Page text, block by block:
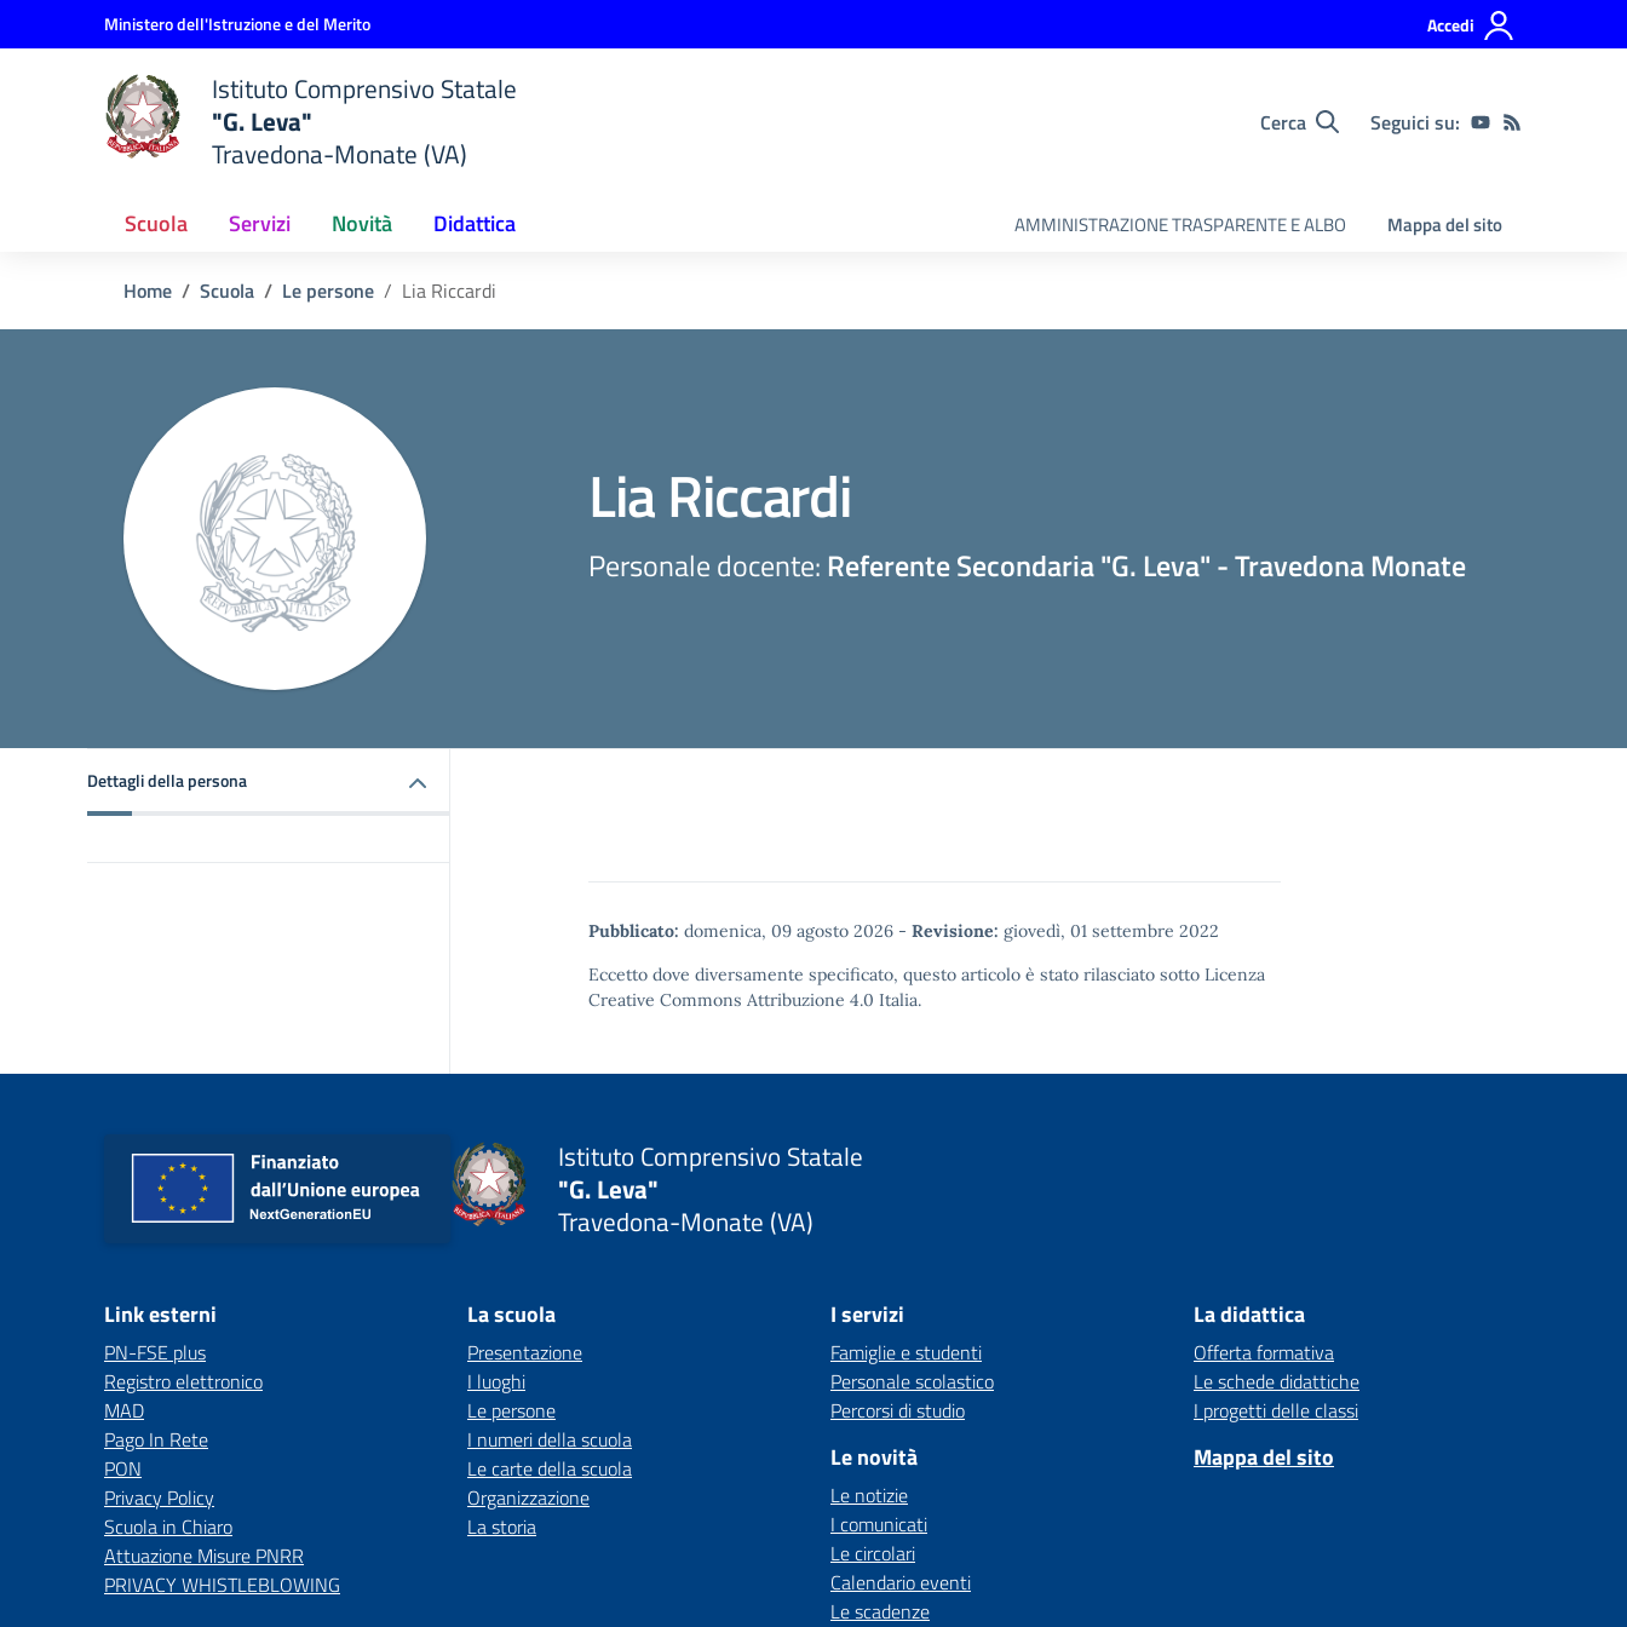
Vai ai contenuti
Vai al menu di navigazioneMinistero dell'Istruzione e del Merito Accedi
Istituto Comprensivo Statale
"G. Leva"
Travedona-Monate (VA)
Cerca Seguici su:
Scuola Servizi Novità Didattica AMMINISTRAZIONE TRASPARENTE E ALBO Mappa del sito
Home Scuola Le persone Lia Riccardi
Lia Riccardi
Personale docente: Referente Secondaria "G. Leva" - Travedona Monate
Dettagli della persona
Pubblicato: domenica, 09 agosto 2026 - Revisione: giovedì, 01 settembre 2022
Eccetto dove diversamente specificato, questo articolo è stato rilasciato sotto Licenza
Creative Commons Attribuzione 4.0 Italia.
Istituto Comprensivo Statale
"G. Leva"
Travedona-Monate (VA)
Link esterni
PN-FSE plus
Registro elettronico
MAD
Pago In Rete
PON
Privacy Policy
Scuola in Chiaro
Attuazione Misure PNRR
PRIVACY WHISTLEBLOWING
La scuola
Presentazione
I luoghi
Le persone
I numeri della scuola
Le carte della scuola
Organizzazione
La storia
I servizi
Famiglie e studenti
Personale scolastico
Percorsi di studio
Le novità
Le notizie
I comunicati
Le circolari
Calendario eventi
Le scadenze
La didattica
Offerta formativa
Le schede didattiche
I progetti delle classi
Mappa del sito